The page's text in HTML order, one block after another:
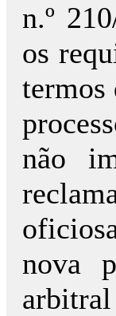
n.º
os
termos
não
nova